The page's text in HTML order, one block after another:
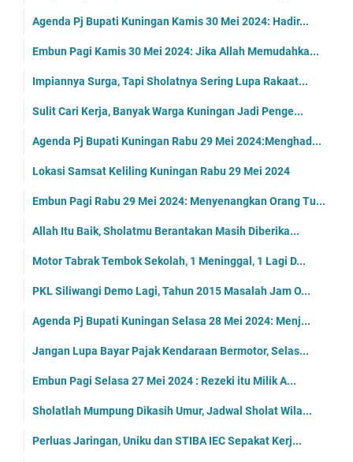
Agenda Pj Bupati Kuningan Kamis 30 Mei 2024: Hadir...
Embun Pagi Kamis 30 Mei 2024: Jika Allah Memudahka...
Impiannya Surga, Tapi Sholatnya Sering Lupa Rakaat...
Sulit Cari Kerja, Banyak Warga Kuningan Jadi Penge...
Agenda Pj Bupati Kuningan Rabu 29 Mei 2024:Menghad...
Lokasi Samsat Keliling Kuningan Rabu 29 Mei 2024
Embun Pagi Rabu 29 Mei 2024: Menyenangkan Orang Tu...
Allah Itu Baik, Sholatmu Berantakan Masih Diberika...
Motor Tabrak Tembok Sekolah, 1 Meninggal, 1 Lagi D...
PKL Siliwangi Demo Lagi, Tahun 2015 Masalah Jam O...
Agenda Pj Bupati Kuningan Selasa 28 Mei 2024: Menj...
Jangan Lupa Bayar Pajak Kendaraan Bermotor, Selas...
Embun Pagi Selasa 27 Mei 2024 : Rezeki itu Milik A...
Sholatlah Mumpung Dikasih Umur, Jadwal Sholat Wila...
Perluas Jaringan, Uniku dan STIBA IEC Sepakat Kerj...